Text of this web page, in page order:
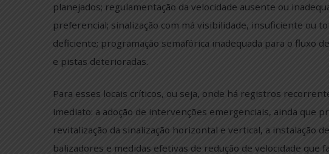
Relacionamento do Crea-SP) e de Daniela Belchior
Segundo o documento, os principais fatores de risco
que merecem ser avaliados e solucionados são:
deficiente; programação semafórica inadequada para
e pistas deterioradas.